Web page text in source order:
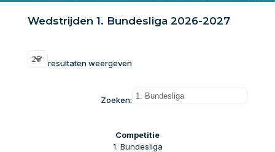
Wedstrijden 1. Bundesliga 2026-2027
resultaten weergeven
Zoeken:
1. Bundesliga